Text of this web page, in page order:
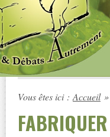
Vous êtes ici : Accueil »